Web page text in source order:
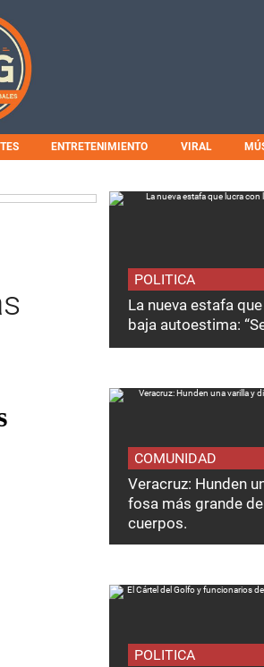
ENTRETENIMIENTO VIRAL
POLITICA
La nueva estafa
baja autoestima:
COMUNIDAD
Veracruz: Hunden
fosa más grande
cuerpos.
POLITICA